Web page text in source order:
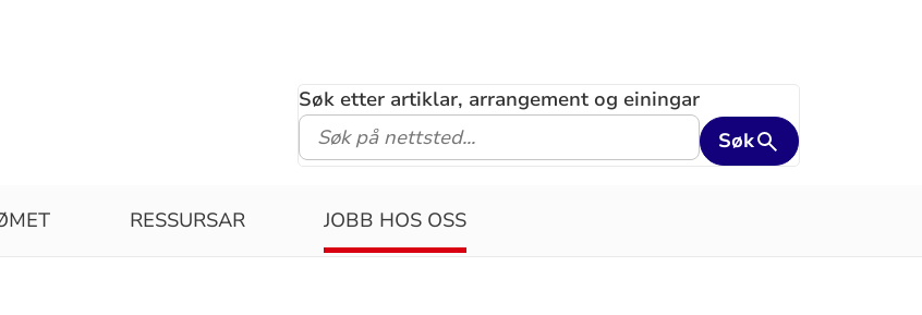
Søk etter artiklar, arrangement og einingar
Søk
RESSURSAR JOBB HOS OSS